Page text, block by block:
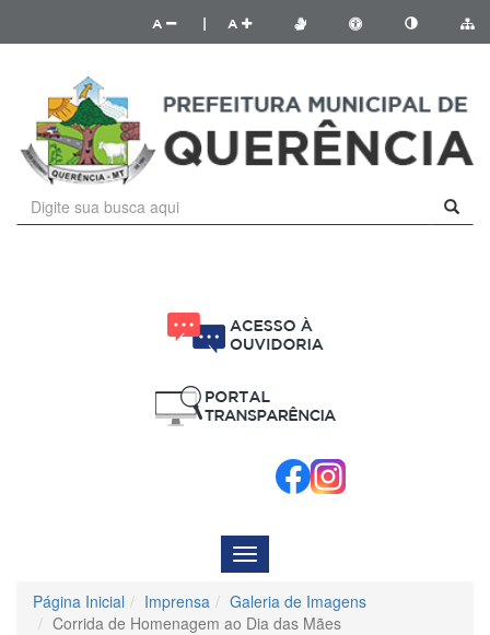
A A
Menu
de
Navegação
Página Inicial Imprensa
Galeria de Imagens
Corrida de Homenagem ao Dia das Mães